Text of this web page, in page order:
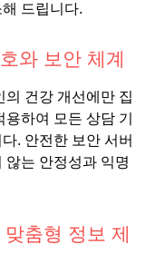
드립니다.
와 보안 체계
건강 개선에만 집
하여 모든 상담 기
. 안전한 보안 서버
않는 안정성과 익명
춤형 정보 제